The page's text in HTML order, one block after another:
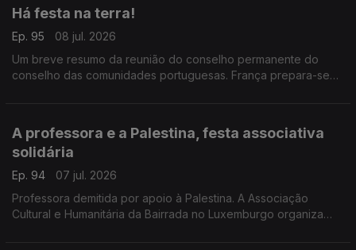
Há festa na terra!
Ep. 95
08 jul. 2026
Um breve resumo da reunião do conselho permanente do
conselho das comunidades portuguesas. França prepara-se
A professora e a Palestina, festa associativa
solidária
Ep. 94
07 jul. 2026
Professora demitida por apoio à Palestina. A Associação
Cultural e Humanitária da Bairrada no Luxemburgo organiza